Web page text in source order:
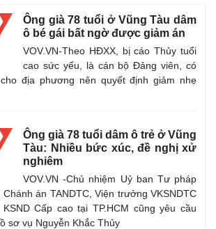
Ông già 78 tuổi ở Vũng Tàu dâm
ô bé gái bất ngờ được giảm án
VOV.VN-Theo HĐXX, bị cáo Thủy tuổi
cao sức yếu, là cán bộ Đảng viên, có
địa phương nên quyết định giảm nhẹ
Ông già 78 tuổi dâm ô trẻ ở Vũng
Tàu: Nhiều bức xúc, đề nghị xử
nghiêm
VOV.VN -Chủ nhiệm Uỷ ban Tư pháp
án TANDTC, Viện trưởng VKSNDTC
Cấp cao tại TP.HCM cũng yêu cầu
sơ vụ Nguyễn Khắc Thủy